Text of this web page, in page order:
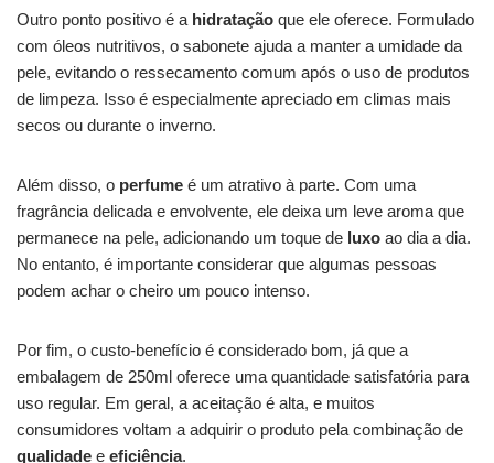
Outro ponto positivo é a hidratação que ele oferece. Formulado
com óleos nutritivos, o sabonete ajuda a manter a umidade da
pele, evitando o ressecamento comum após o uso de produtos
de limpeza. Isso é especialmente apreciado em climas mais
secos ou durante o inverno.
Além disso, o perfume é um atrativo à parte. Com uma
fragrância delicada e envolvente, ele deixa um leve aroma que
permanece na pele, adicionando um toque de luxo ao dia a dia.
No entanto, é importante considerar que algumas pessoas
podem achar o cheiro um pouco intenso.
Por fim, o custo-benefício é considerado bom, já que a
embalagem de 250ml oferece uma quantidade satisfatória para
uso regular. Em geral, a aceitação é alta, e muitos
consumidores voltam a adquirir o produto pela combinação de
qualidade e eficiência.